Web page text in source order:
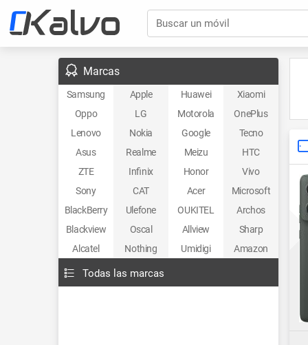
Buscar un móvil
Marcas
Samsung Apple Huawei
Xiaomi
Oppo
LG Motorola
OnePlus
Lenovo
Nokia Google
Tecno
Asus
Realme Meizu
HTC
ZTE
Infinix Honor
Vivo
Sony
CAT Acer
Microsoft
BlackBerry
Ulefone OUKITEL
Archos
Blackview
Oscal Allview
Sharp
Alcatel
Nothing Umidigi Amazon
Todas las marcas